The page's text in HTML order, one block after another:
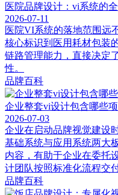
医院品牌设计：vi系统的
2026-07-11
医院VI系统的落地范围远
核心标识到医用耗材包装
链路管理能力，直接决定
性。
品牌百科
企业整套vi设计包含哪些
2026-07-03
企业在启动品牌视觉建设
基础系统与应用系统两大
内容，有助于企业在委托
计团队按照标准化流程交
品牌百科